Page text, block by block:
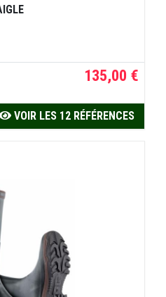
135,00 €
VOIR LES 12 RÉFÉRENCES